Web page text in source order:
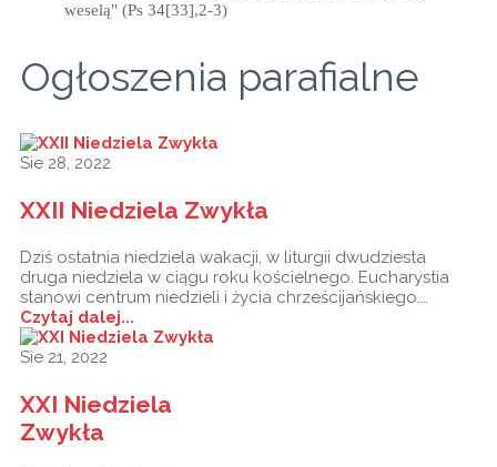
weselą" (Ps 34[33],2-3)
Ogłoszenia parafialne
Sie 28, 2022
XXII Niedziela Zwykła
Dziś ostatnia niedziela wakacji, w liturgii dwudziesta
druga niedziela w ciągu roku kościelnego. Eucharystia
stanowi centrum niedzieli i życia chrześcijańskiego.…
Czytaj dalej...
Sie 21, 2022
XXI Niedziela
Zwykła